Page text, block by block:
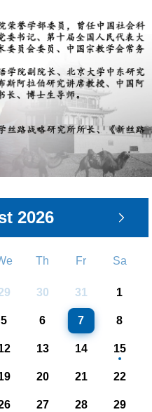
2026
Th Fr Sa
30 31 1
5 6 7 8
13 14 15
20 21 22
27 28 29